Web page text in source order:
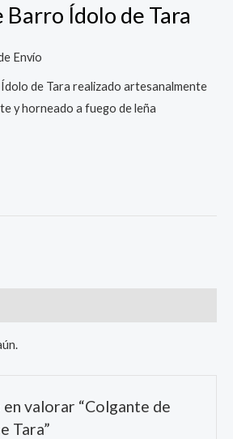
Ídolo de Tara
Envío
de Tara realizado artesanalmente
y horneado a fuego de leña
valorar “Colgante de
Tara”